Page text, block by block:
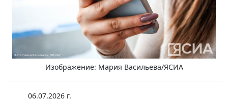
Изображение: Мария Васильева/ЯСИА
06.07.2026 г.